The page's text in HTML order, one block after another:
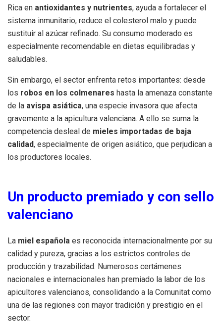
Rica en antioxidantes y nutrientes, ayuda a fortalecer el
sistema inmunitario, reduce el colesterol malo y puede
sustituir al azúcar refinado. Su consumo moderado es
especialmente recomendable en dietas equilibradas y
saludables.
Sin embargo, el sector enfrenta retos importantes: desde
los robos en los colmenares hasta la amenaza constante
de la avispa asiática, una especie invasora que afecta
gravemente a la apicultura valenciana. A ello se suma la
competencia desleal de mieles importadas de baja
calidad, especialmente de origen asiático, que perjudican a
los productores locales.
Un producto premiado y con sello
valenciano
La miel española es reconocida internacionalmente por su
calidad y pureza, gracias a los estrictos controles de
producción y trazabilidad. Numerosos certámenes
nacionales e internacionales han premiado la labor de los
apicultores valencianos, consolidando a la Comunitat como
una de las regiones con mayor tradición y prestigio en el
sector.